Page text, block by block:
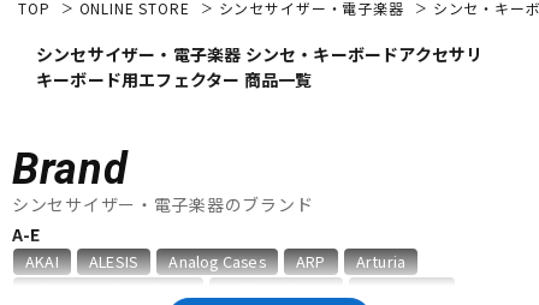
TOP ONLINE STORE シンセサイザー・電子楽器 シンセ・キー
シンセサイザー・電子楽器 シンセ・キーボードアクセサリ
キーボード用エフェクター 商品一覧
Brand
シンセサイザー・電子楽器のブランド
A-E
AKAI ALESIS Analog Cases ARP
Arturia